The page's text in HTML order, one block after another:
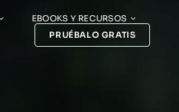
EBOOKS Y RECURSOS
PRUÉBALO GRATIS